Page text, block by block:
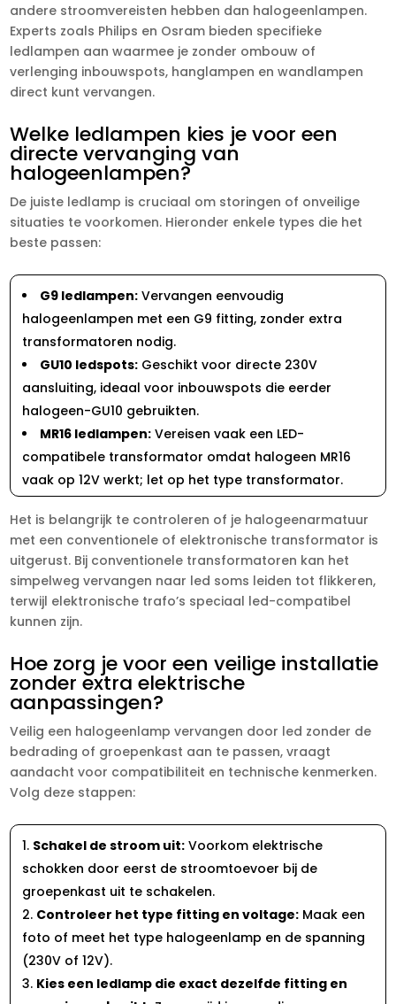
andere stroomvereisten hebben dan halogeenlampen.​
Experts zoals Philips en Osram bieden specifieke
ledlampen aan waarmee je zonder ombouw of
verlenging inbouwspots, hanglampen en wandlampen
direct kunt vervangen.​
Welke ledlampen kies je voor een
directe vervanging van
halogeenlampen?
De juiste ledlamp is cruciaal om storingen of onveilige
situaties te voorkomen.​ Hieronder enkele types die het
beste passen:
G9 ledlampen: Vervangen eenvoudig
halogeenlampen met een G9 fitting, zonder extra
transformatoren nodig.​
GU10 ledspots: Geschikt voor directe 230V
aansluiting, ideaal voor inbouwspots die eerder
halogeen-GU10 gebruikten.​
MR16 ledlampen: Vereisen vaak een LED-
compatibele transformator omdat halogeen MR16
vaak op 12V werkt; let op het type transformator.​
Het is belangrijk te controleren of je halogeenarmatuur
met een conventionele of elektronische transformator is
uitgerust.​ Bij conventionele transformatoren kan het
simpelweg vervangen naar led soms leiden tot flikkeren,
terwijl elektronische trafo’s speciaal led-compatibel
kunnen zijn.​
Hoe zorg je voor een veilige installatie
zonder extra elektrische
aanpassingen?
Veilig een halogeenlamp vervangen door led zonder de
bedrading of groepenkast aan te passen, vraagt
aandacht voor compatibiliteit en technische kenmerken.​
Volg deze stappen:
Schakel de stroom uit: Voorkom elektrische
schokken door eerst de stroomtoevoer bij de
groepenkast uit te schakelen.​
Controleer het type fitting en voltage: Maak een
foto of meet het type halogeenlamp en de spanning
(230V of 12V).​
Kies een ledlamp die exact dezelfde fitting en